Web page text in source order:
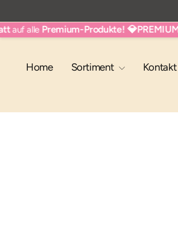
InhaltallePremium-Produkte! 💎PREMIUM-
Home Sortiment Kontakt